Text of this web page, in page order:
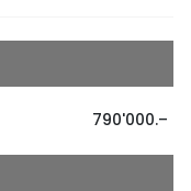
790'000.–